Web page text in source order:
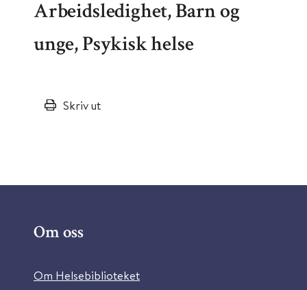
Arbeidsledighet, Barn og
unge, Psykisk helse
Skriv ut
Om oss
Om Helsebiblioteket